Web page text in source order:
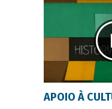
APOIO À